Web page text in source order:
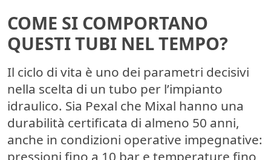
COME SI COMPORTANO
QUESTI TUBI NEL TEMPO?
Il ciclo di vita è uno dei parametri decisivi
nella scelta di un tubo per l’impianto
idraulico. Sia Pexal che Mixal hanno una
durabilità certificata di almeno 50 anni,
anche in condizioni operative impegnative: